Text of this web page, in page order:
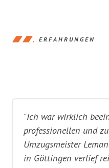
ERFAHRUNGEN
"Ich war wirklich
professionellen und
Umzugsmeister
in Göttingen verlief